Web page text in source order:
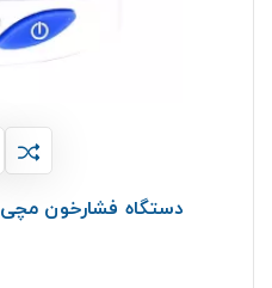
دستگاه فشارخون مچی Accumed مدل k150